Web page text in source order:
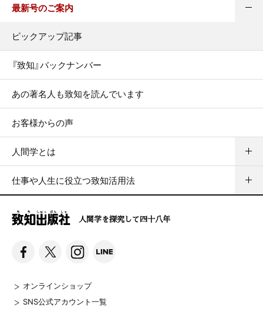
最新号のご案内
ピックアップ記事
『致知』バックナンバー
あの著名人も致知を読んでいます
お客様からの声
人間学とは
仕事や人生に役立つ致知活用法
人間学を探究して四十八年
オンラインショップ
SNS公式アカウント一覧